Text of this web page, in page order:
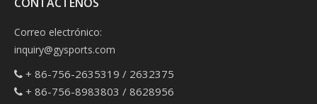
Correo electrónico:
inquiry@gysports.com
 + 86-756-2635319 / 2632375
 + 86-756-8983803 / 8628956